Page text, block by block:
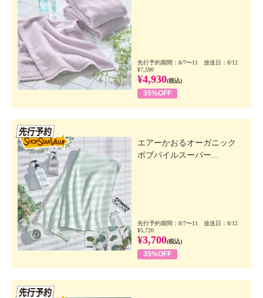
先行予約期間：8/7〜11 放送日：8/12
¥7,590
¥4,930(税込)
35%OFF
エアーかおるオーガニック
ボブパイルスーパー...
先行予約期間：8/7〜11 放送日：8/12
¥5,720
¥3,700(税込)
35%OFF